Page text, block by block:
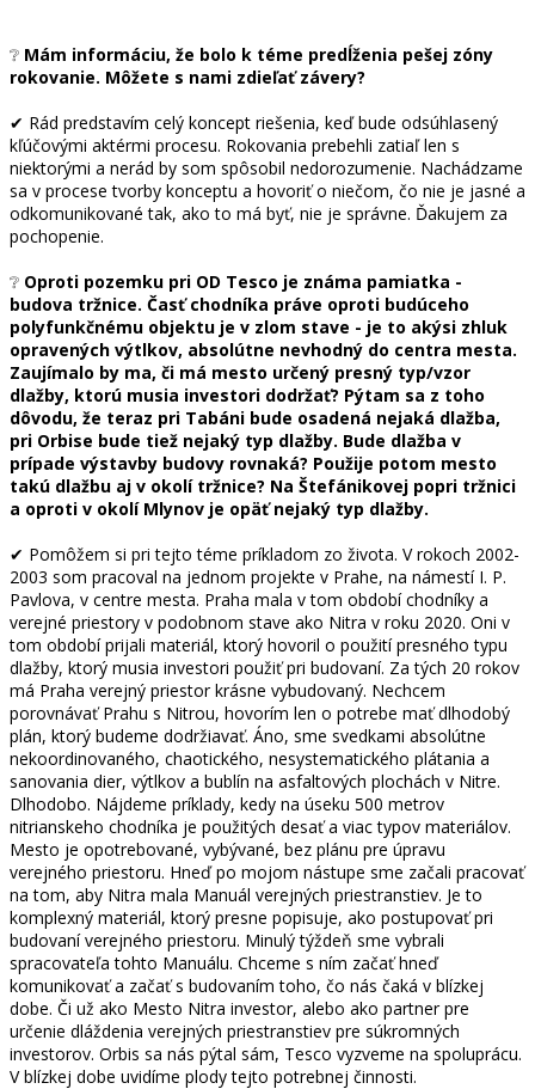
❔ Mám informáciu, že bolo k téme predĺženia pešej zóny
rokovanie. Môžete s nami zdieľať závery?
✔ Rád predstavím celý koncept riešenia, keď bude odsúhlasený
kľúčovými aktérmi procesu. Rokovania prebehli zatiaľ len s
niektorými a nerád by som spôsobil nedorozumenie. Nachádzame
sa v procese tvorby konceptu a hovoriť o niečom, čo nie je jasné a
odkomunikované tak, ako to má byť, nie je správne. Ďakujem za
pochopenie.
❔ Oproti pozemku pri OD Tesco je známa pamiatka -
budova tržnice. Časť chodníka práve oproti budúceho
polyfunkčnému objektu je v zlom stave - je to akýsi zhluk
opravených výtlkov, absolútne nevhodný do centra mesta.
Zaujímalo by ma, či má mesto určený presný typ/vzor
dlažby, ktorú musia investori dodržať? Pýtam sa z toho
dôvodu, že teraz pri Tabáni bude osadená nejaká dlažba,
pri Orbise bude tiež nejaký typ dlažby. Bude dlažba v
prípade výstavby budovy rovnaká? Použije potom mesto
takú dlažbu aj v okolí tržnice? Na Štefánikovej popri tržnici
a oproti v okolí Mlynov je opäť nejaký typ dlažby.
✔ Pomôžem si pri tejto téme príkladom zo života. V rokoch 2002-
2003 som pracoval na jednom projekte v Prahe, na námestí I. P.
Pavlova, v centre mesta. Praha mala v tom období chodníky a
verejné priestory v podobnom stave ako Nitra v roku 2020. Oni v
tom období prijali materiál, ktorý hovoril o použití presného typu
dlažby, ktorý musia investori použiť pri budovaní. Za tých 20 rokov
má Praha verejný priestor krásne vybudovaný. Nechcem
porovnávať Prahu s Nitrou, hovorím len o potrebe mať dlhodobý
plán, ktorý budeme dodržiavať. Áno, sme svedkami absolútne
nekoordinovaného, chaotického, nesystematického plátania a
sanovania dier, výtlkov a bublín na asfaltových plochách v Nitre.
Dlhodobo. Nájdeme príklady, kedy na úseku 500 metrov
nitrianskeho chodníka je použitých desať a viac typov materiálov.
Mesto je opotrebované, vybývané, bez plánu pre úpravu
verejného priestoru. Hneď po mojom nástupe sme začali pracovať
na tom, aby Nitra mala Manuál verejných priestranstiev. Je to
komplexný materiál, ktorý presne popisuje, ako postupovať pri
budovaní verejného priestoru. Minulý týždeň sme vybrali
spracovateľa tohto Manuálu. Chceme s ním začať hneď
komunikovať a začať s budovaním toho, čo nás čaká v blízkej
dobe. Či už ako Mesto Nitra investor, alebo ako partner pre
určenie dláždenia verejných priestranstiev pre súkromných
investorov. Orbis sa nás pýtal sám, Tesco vyzveme na spoluprácu.
V blízkej dobe uvidíme plody tejto potrebnej činnosti.